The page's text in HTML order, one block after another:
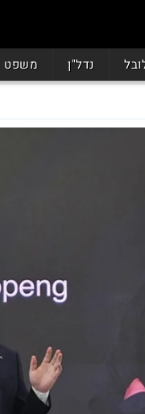
נדל"ן משפט